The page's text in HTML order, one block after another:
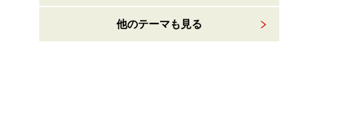
他のテーマも見る